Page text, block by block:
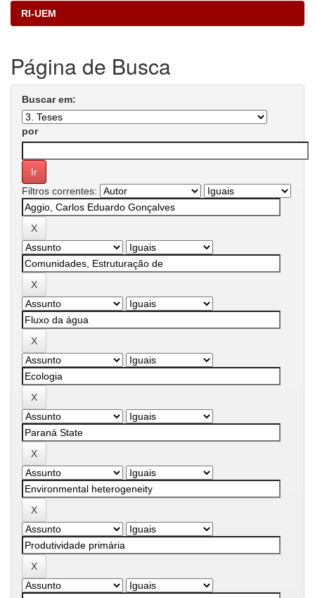
RI-UEM
Página de Busca
Buscar em:
por
Filtros correntes: